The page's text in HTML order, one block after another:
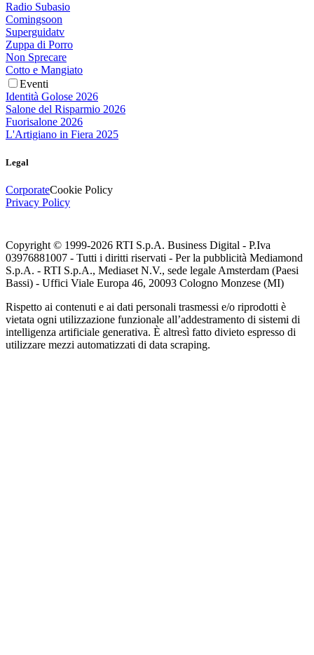
Radio Subasio
Comingsoon
Superguidatv
Zuppa di Porro
Non Sprecare
Cotto e Mangiato
Eventi
Identità Golose 2026
Salone del Risparmio 2026
Fuorisalone 2026
L'Artigiano in Fiera 2025
Legal
CorporateCookie Policy
Privacy Policy
Copyright © 1999-2026 RTI S.p.A. Business Digital - P.Iva
03976881007 - Tutti i diritti riservati - Per la pubblicità Mediamond
S.p.A. - RTI S.p.A., Mediaset N.V., sede legale Amsterdam (Paesi
Bassi) - Uffici Viale Europa 46, 20093 Cologno Monzese (MI)
Rispetto ai contenuti e ai dati personali trasmessi e/o riprodotti è
vietata ogni utilizzazione funzionale all’addestramento di sistemi di
intelligenza artificiale generativa. È altresì fatto divieto espresso di
utilizzare mezzi automatizzati di data scraping.